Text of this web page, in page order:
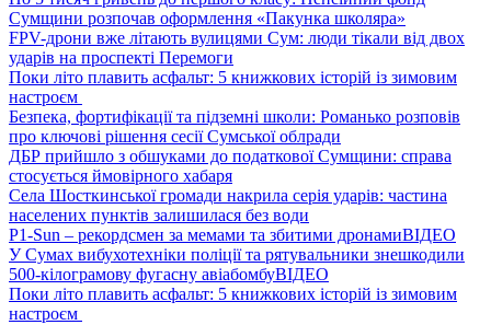
Сумщини розпочав оформлення «Пакунка школяра»
FPV-дрони вже літають вулицями Сум: люди тікали від двох
ударів на проспекті Перемоги
Поки літо плавить асфальт: 5 книжкових історій із зимовим
настроєм
Безпека, фортифікації та підземні школи: Романько розповів
про ключові рішення сесії Сумської облради
ДБР прийшло з обшуками до податкової Сумщини: справа
стосується ймовірного хабаря
Села Шосткинської громади накрила серія ударів: частина
населених пунктів залишилася без води
P1-Sun – рекордсмен за мемами та збитими дронамиВІДЕО
У Сумах вибухотехніки поліції та рятувальники знешкодили
500-кілограмову фугасну авіабомбуВІДЕО
Поки літо плавить асфальт: 5 книжкових історій із зимовим
настроєм